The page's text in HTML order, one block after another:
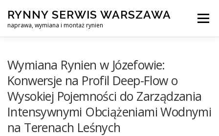
content
RYNNY SERWIS WARSZAWA
naprawa, wymiana i montaż rynien
Menu
CENNIK SERWIS RYNNY WARSZAWA KONTAKT
Wymiana Rynien w Józefowie:
Konwersje na Profil Deep-Flow o
Wysokiej Pojemności do Zarządzania
Intensywnymi Obciążeniami Wodnymi
na Terenach Leśnych